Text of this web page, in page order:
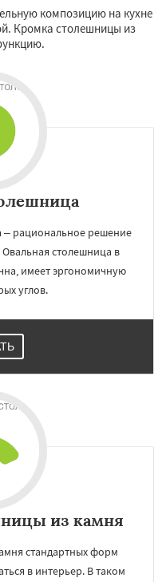
композицию на кухне
Кромка столешницы из
– рациональное решение
столешница в
имеет эргономичную
углов.
из камня
стандартных форм
в интерьер. В таком